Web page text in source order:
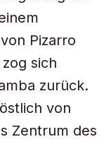
Pizarro
sich
zurück.
von
Zentrum des